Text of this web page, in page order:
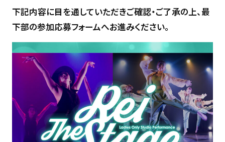
下記内容に目を通していただきご確認・ご了承の上、最
下部の参加応募フォームへお進みください。